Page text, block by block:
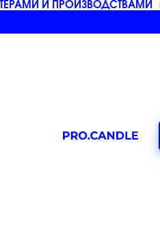
И ПРОИЗВОДСТВАМИ